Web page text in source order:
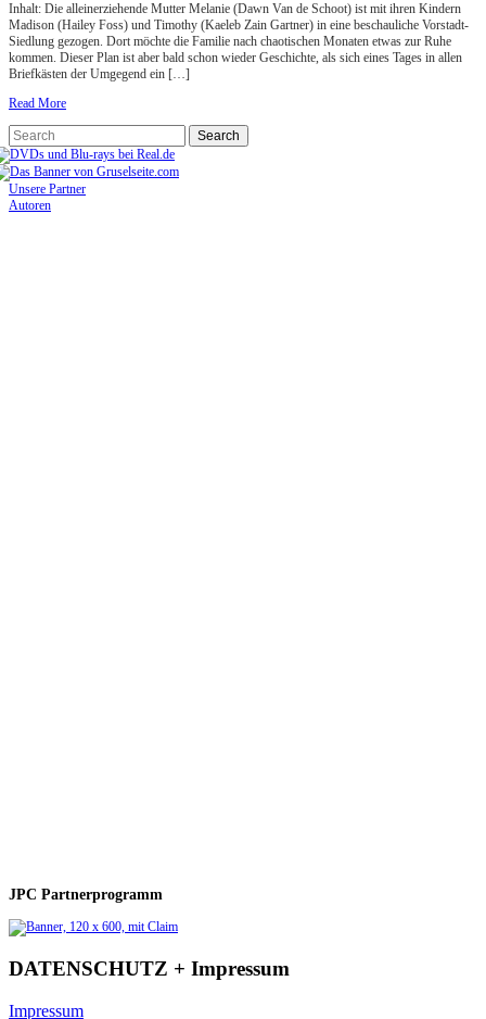
Inhalt: Die alleinerziehende Mutter Melanie (Dawn Van de Schoot) ist mit ihren Kindern
Madison (Hailey Foss) und Timothy (Kaeleb Zain Gartner) in eine beschauliche Vorstadt-
Siedlung gezogen. Dort möchte die Familie nach chaotischen Monaten etwas zur Ruhe
kommen. Dieser Plan ist aber bald schon wieder Geschichte, als sich eines Tages in allen
Briefkästen der Umgegend ein […]
Read More
Unsere Partner
Autoren
JPC Partnerprogramm
DATENSCHUTZ + Impressum
Impressum